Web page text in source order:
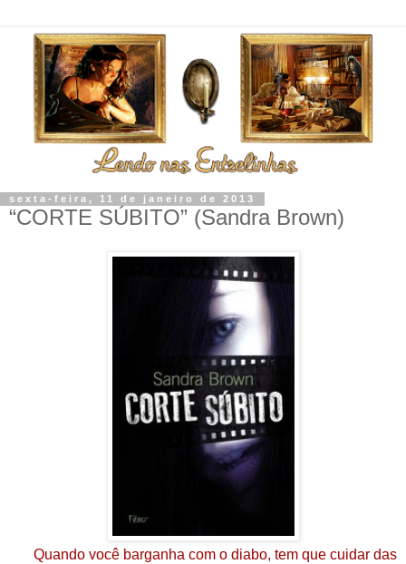
sexta-feira, 11 de janeiro de 2013
“CORTE SÚBITO” (Sandra Brown)
Quando você barganha com o diabo, tem que cuidar das